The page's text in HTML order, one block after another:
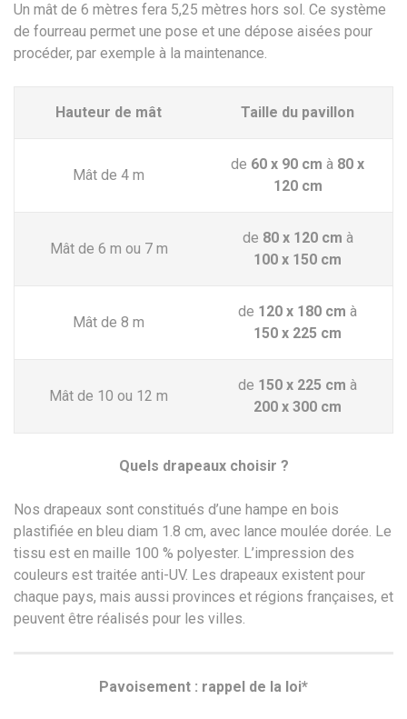
Un mât de 6 mètres fera 5,25 mètres hors sol. Ce système
de fourreau permet une pose et une dépose aisées pour
procéder, par exemple à la maintenance.
Hauteur de mât Taille du pavillon
Mât de 4 m
de 60 x 90 cm à 80 x
120 cm
Mât de 6 m ou 7 m
de 80 x 120 cm à
100 x 150 cm
Mât de 8 m
de 120 x 180 cm à
150 x 225 cm
Mât de 10 ou 12 m
de 150 x 225 cm à
200 x 300 cm
Quels drapeaux choisir ?
Nos drapeaux sont constitués d’une hampe en bois
plastifiée en bleu diam 1.8 cm, avec lance moulée dorée. Le
tissu est en maille 100 % polyester. L’impression des
couleurs est traitée anti-UV. Les drapeaux existent pour
chaque pays, mais aussi provinces et régions françaises, et
peuvent être réalisés pour les villes.
Pavoisement : rappel de la loi*